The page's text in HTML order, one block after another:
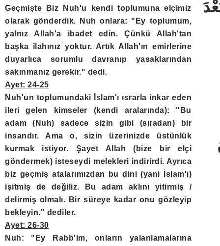
Geçmişte Biz Nuh'u kendi toplumuna elçimiz
olarak gönderdik. Nuh onlara: "Ey toplumum,
yalnız Allah'a ibadet edin. Çünkü Allah'tan
başka ilahınız yoktur. Artık Allah'ın emirlerine
duyarlıca sorumlu davranıp yasaklarından
sakınmanız gerekir." dedi.
Ayet: 24-25
Nuh'un toplumundaki İslam'ı ısrarla inkar eden
ileri gelen kimseler (kendi aralarında): "Bu
adam (Nuh) sadece sizin gibi (sıradan) bir
insandır. Ama o, sizin üzerinizde üstünlük
kurmak istiyor. Şayet Allah (bize bir elçi
göndermek) isteseydi melekleri indirirdi. Ayrıca
biz geçmiş atalarımızdan bu dini (yani İslam'ı)
işitmiş de değiliz. Bu adam aklını yitirmiş /
delirmiş olmalı. Bir süreye kadar onu gözleyip
bekleyin." dediler.
Ayet: 26-30
Nuh: "Ey Rabb'im, onların yalanlamalarına